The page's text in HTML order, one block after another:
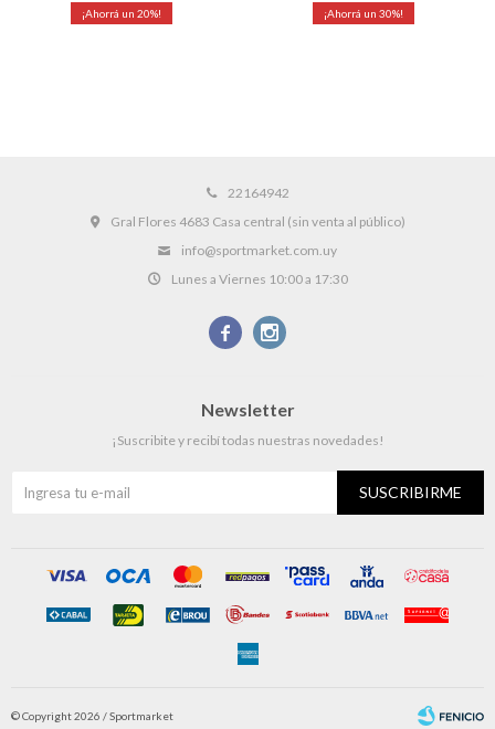
20
30
22164942
Gral Flores 4683 Casa central (sin venta al público)
info@sportmarket.com.uy
Lunes a Viernes 10:00 a 17:30
 
Newsletter
¡Suscribite y recibí todas nuestras novedades!
SUSCRIBIRME
© Copyright 2026 / Sportmarket